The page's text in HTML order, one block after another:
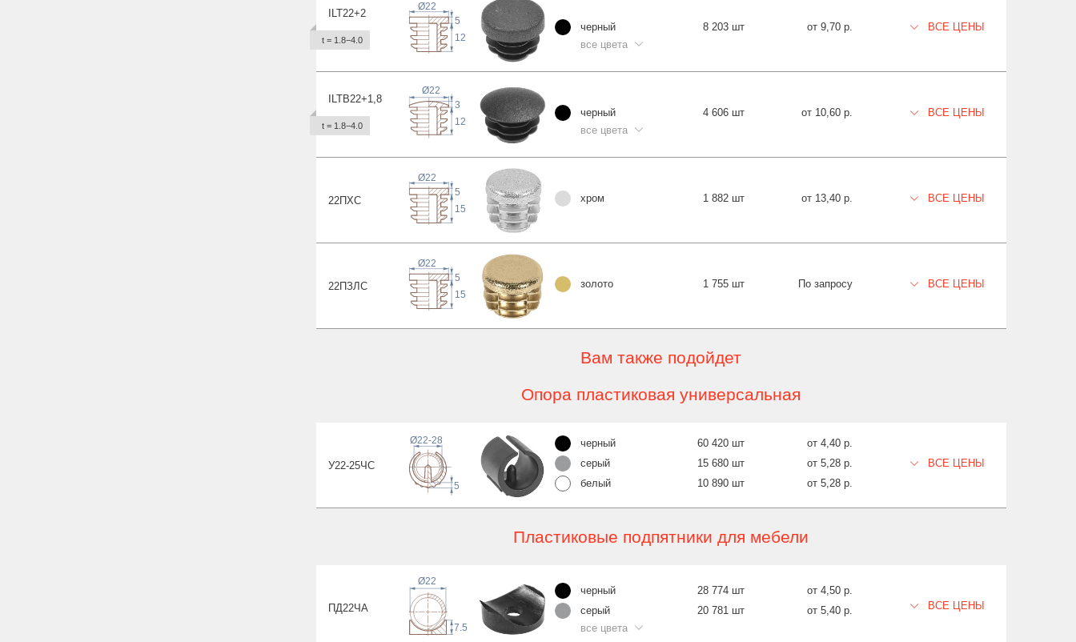
ILT22+2
t = 1.8−4.0
5
12
Ø22
черный
все цвета
8 203 шт от 9,70 р. ВСЕ ЦЕНЫ
ILTB22+1,8
t = 1.8−4.0
Ø22
12
3
черный
все цвета
4 606 шт от 10,60 р. ВСЕ ЦЕНЫ
22ПХС
5
15
Ø22
хром 1 882 шт от 13,40 р. ВСЕ ЦЕНЫ
22ПЗЛС
5
15
Ø22
золото 1 755 шт По запросу ВСЕ ЦЕНЫ
Вам также подойдет
Опора пластиковая универсальная
У22-25ЧС
5
Ø22-28
черный
серый
белый
60 420 шт
15 680 шт
10 890 шт
от 4,40 р.
от 5,28 р.
от 5,28 р.
ВСЕ ЦЕНЫ
Пластиковые подпятники для мебели
ПД22ЧА
7.5
Ø22
черный
серый
все цвета
28 774 шт
20 781 шт
от 4,50 р.
от 5,40 р.
ВСЕ ЦЕНЫ